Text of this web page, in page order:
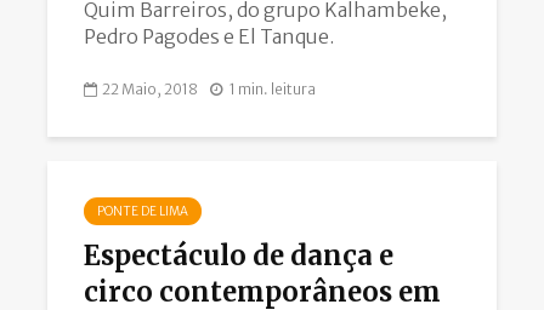
Quim Barreiros, do grupo Kalhambeke,
Pedro Pagodes e El Tanque.
22 Maio, 2018 1 min. leitura
PONTE DE LIMA
Espectáculo de dança e
circo contemporâneos em